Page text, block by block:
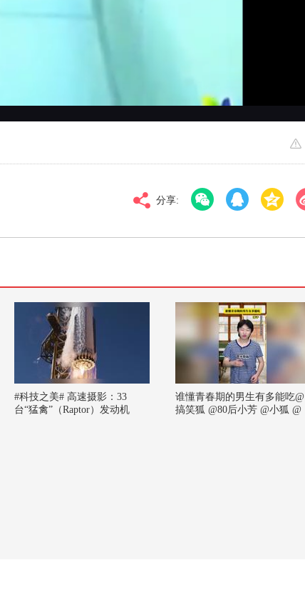
倍速
分享:
#科技之美# 高速摄影：33
台“猛禽”（Raptor）发动机
谁懂青春期的男生有多能吃@
搞笑狐 @80后小芳 @小狐 @